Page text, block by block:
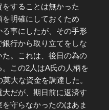
することは無かった
明確にしておくため
事にしたが、その手形
行から取り立てをしな
。これは、後日の為の
この2人はA氏の人柄を
大な資金を調達した。
だが、期日前に返済す
守らなかったのはあま